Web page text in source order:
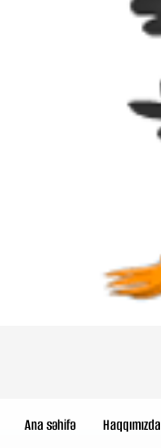
Ana səhifə Haqqımızda